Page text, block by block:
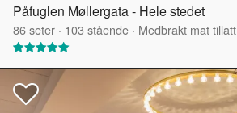
Påfuglen Møllergata - Hele stedet
86seter · 103 stående · Medbrakt mat tillatt